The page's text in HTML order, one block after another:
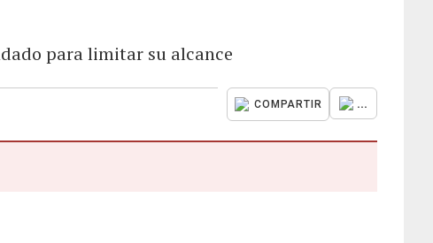
para limitar su alcance
COMPARTIR ...